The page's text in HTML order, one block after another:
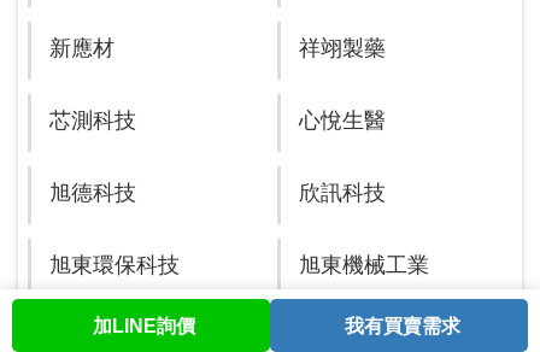
股票查詢 與我聯繫 會員中心
新應材 祥翊製藥
芯測科技 心悅生醫
旭德科技 欣訊科技
旭東環保科技 旭東機械工業
巧新科技工業
加LINE詢價 我有買賣需求